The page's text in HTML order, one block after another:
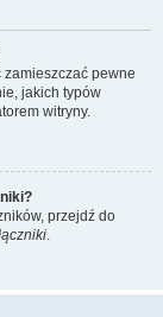
pewne
jakich typów
witryny.
przejdź do
.